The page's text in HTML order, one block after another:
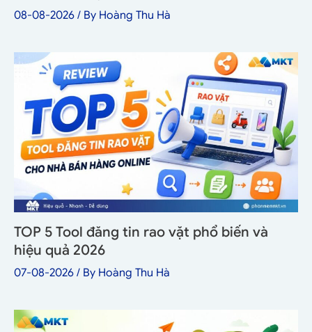
08-08-2026 / By Hoàng Thu Hà
TOP 5 Tool đăng tin rao vặt phổ biến và
hiệu quả 2026
07-08-2026 / By Hoàng Thu Hà